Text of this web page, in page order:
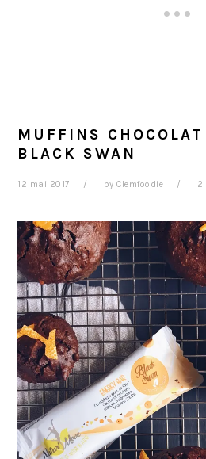
MUFFINS
BLACK SWAN
12 mai 2017 byClemfoodie 2